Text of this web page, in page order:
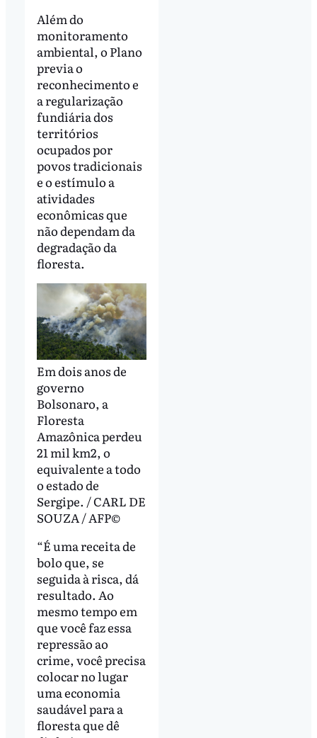
Além do
monitoramento
ambiental, o Plano
previa o
reconhecimento e
a regularização
fundiária dos
territórios
ocupados por
povos tradicionais
e o estímulo a
atividades
econômicas que
não dependam da
degradação da
floresta.
Em dois anos de
governo
Bolsonaro, a
Floresta
Amazônica perdeu
21 mil km2, o
equivalente a todo
o estado de
Sergipe. / CARL DE
SOUZA / AFP©
“É uma receita de
bolo que, se
seguida à risca, dá
resultado. Ao
mesmo tempo em
que você faz essa
repressão ao
crime, você precisa
colocar no lugar
uma economia
saudável para a
floresta que dê